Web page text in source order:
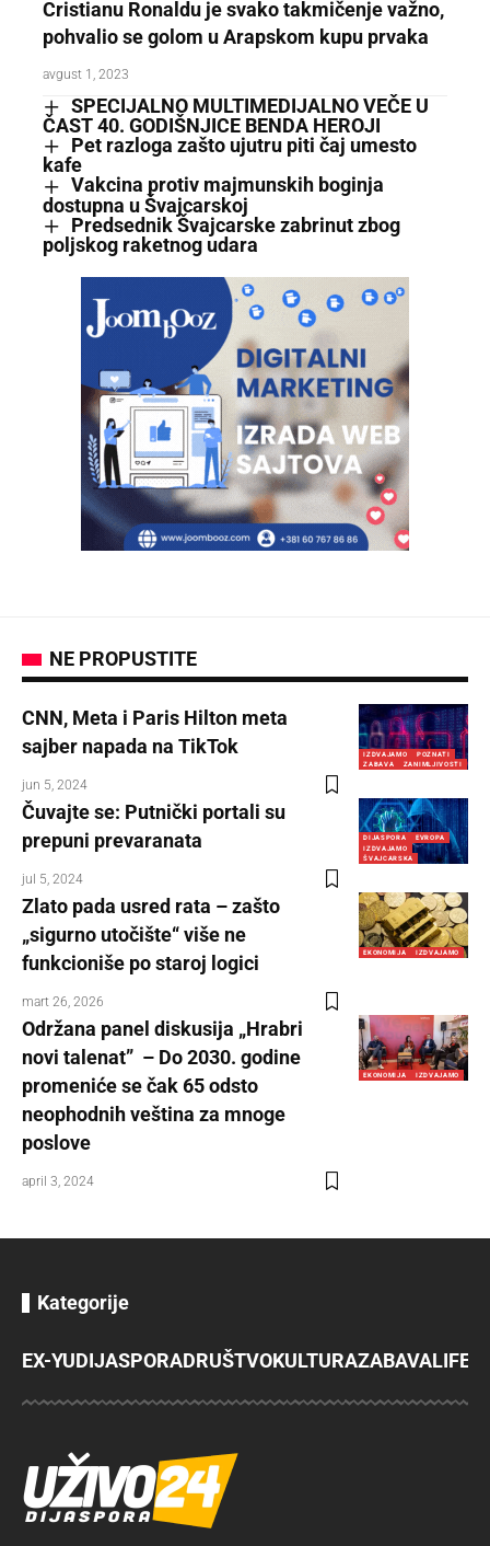
Cristianu Ronaldu je svako takmičenje važno,
pohvalio se golom u Arapskom kupu prvaka
avgust 1, 2023
SPECIJALNO MULTIMEDIJALNO VEČE U
ČAST 40. GODIŠNJICE BENDA HEROJI
Pet razloga zašto ujutru piti čaj umesto
kafe
Vakcina protiv majmunskih boginja
dostupna u Švajcarskoj
Predsednik Švajcarske zabrinut zbog
poljskog raketnog udara
NE PROPUSTITE
IZDVAJAMO
POZNATI
ZABAVA
ZANIMLJIVOSTI
CNN, Meta i Paris Hilton meta
sajber napada na TikTok
jun 5, 2024
DIJASPORA
EVROPA
IZDVAJAMO
ŠVAJCARSKA
Čuvajte se: Putnički portali su
prepuni prevaranata
jul 5, 2024
EKONOMIJA IZDVAJAMO
Zlato pada usred rata – zašto
„sigurno utočište“ više ne
funkcioniše po staroj logici
mart 26, 2026
EKONOMIJA IZDVAJAMO
Održana panel diskusija „Hrabri
novi talenat” – Do 2030. godine
promeniće se čak 65 odsto
neophodnih veština za mnoge
poslove
april 3, 2024
Kategorije
EX-YUDIJASPORADRUŠTVOKULTURAZABAVA